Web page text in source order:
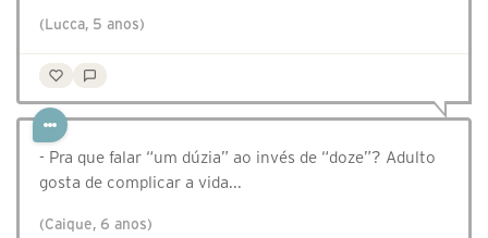
(Lucca, 5 anos)
- Pra que falar “um dúzia” ao invés de “doze”? Adulto
gosta de complicar a vida...
(Caique, 6 anos)